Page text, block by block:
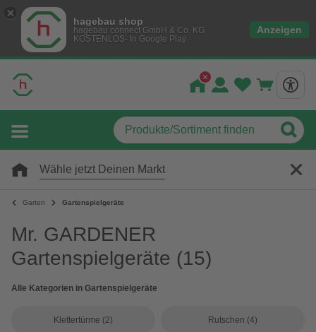
hagebau shop
hagebau connect GmbH & Co. KG
KOSTENLOS- In Google Play
Anzeigen
Wähle jetzt Deinen Markt
Garten Gartenspielgeräte
Mr. GARDENER
Gartenspielgeräte (15)
Alle Kategorien in Gartenspielgeräte
Klettertürme (2) Rutschen (4)